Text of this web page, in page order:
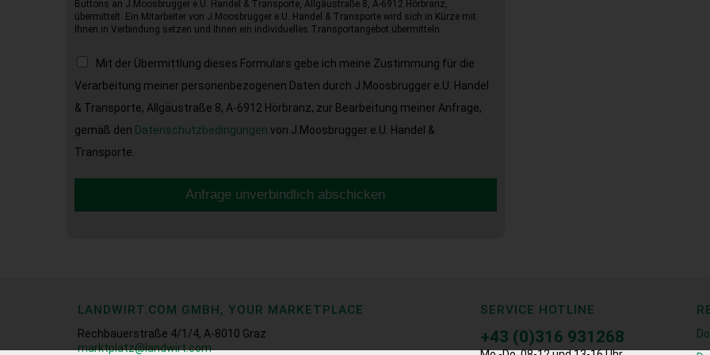
Buttons an J.Moosbrugger e.U. Handel & Transporte, Allgäustraße 8, A-6912 Hörbranz,
übermittelt. Ein Mitarbeiter von J.Moosbrugger e.U. Handel & Transporte wird sich in Kürze mit
Ihnen in Verbindung setzen und Ihnen ein individuelles Transportangebot übermitteln.
Mit der Übermittlung dieses Formulars gebe ich meine Zustimmung für die
Verarbeitung meiner personenbezogenen Daten durch J.Moosbrugger e.U. Handel
& Transporte, Allgäustraße 8, A-6912 Hörbranz, zur Bearbeitung meiner Anfrage,
gemäß den Datenschutzbedingungen von J.Moosbrugger e.U. Handel &
Transporte.
Anfrage unverbindlich abschicken
LANDWIRT.COM GMBH, YOUR MARKETPLACE
Rechbauerstraße 4/1/4, A-8010 Graz
marktplatz@landwirt.com
SERVICE HOTLINE
+43 (0)316 931268